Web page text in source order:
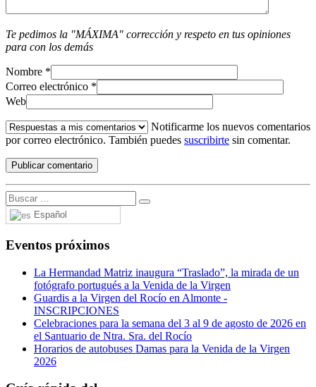
Te pedimos la "MÁXIMA" corrección y respeto en tus opiniones
para con los demás
Nombre *
Correo electrónico *
Web
Notificarme los nuevos comentarios
por correo electrónico. También puedes suscribirte sin comentar.
Español
Eventos próximos
La Hermandad Matriz inaugura “Traslado”, la mirada de un
fotógrafo portugués a la Venida de la Virgen
Guardis a la Virgen del Rocío en Almonte -
INSCRIPCIONES
Celebraciones para la semana del 3 al 9 de agosto de 2026 en
el Santuario de Ntra. Sra. del Rocío
Horarios de autobuses Damas para la Venida de la Virgen
2026